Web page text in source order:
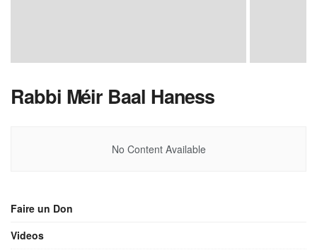
Rabbi Méir Baal Haness
No Content Available
Faire un Don
Videos